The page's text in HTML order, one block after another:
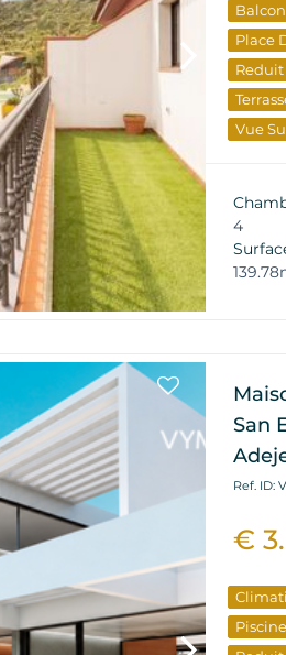
Balcon
Place
Vue
4
San
Ref. ID:
€